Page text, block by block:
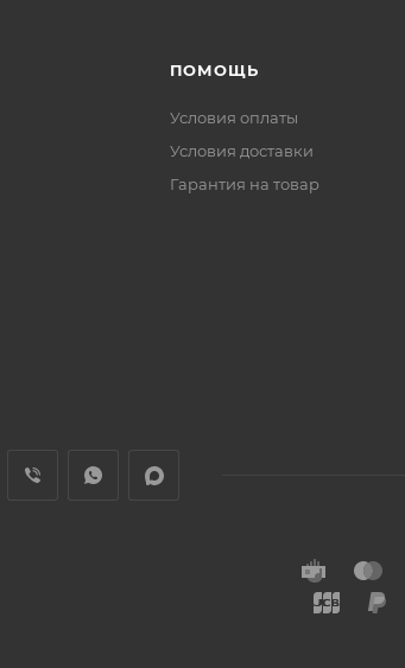
ПОМОЩЬ
Условия оплаты
Условия доставки
Гарантия на товар